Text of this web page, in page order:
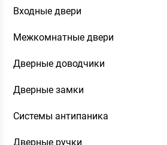
Входные двери
Межкомнатные двери
Дверные доводчики
Дверные замки
Системы антипаника
Дверные ручки